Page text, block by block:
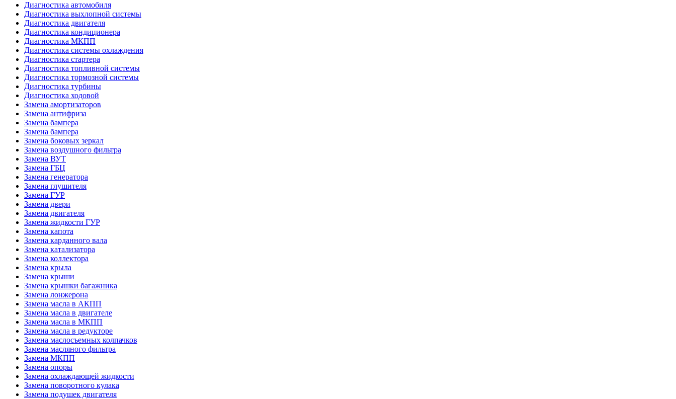
Диагностика автомобиля
Диагностика выхлопной системы
Диагностика двигателя
Диагностика кондиционера
Диагностика МКПП
Диагностика системы охлаждения
Диагностика стартера
Диагностика топливной системы
Диагностика тормозной системы
Диагностика турбины
Диагностика ходовой
Замена амортизаторов
Замена антифриза
Замена бампера
Замена бампера
Замена боковых зеркал
Замена воздушного фильтра
Замена ВУТ
Замена ГБЦ
Замена генератора
Замена глушителя
Замена ГУР
Замена двери
Замена двигателя
Замена жидкости ГУР
Замена капота
Замена карданного вала
Замена катализатора
Замена коллектора
Замена крыла
Замена крыши
Замена крышки багажника
Замена лонжерона
Замена масла в АКПП
Замена масла в двигателе
Замена масла в МКПП
Замена масла в редукторе
Замена маслосъемных колпачков
Замена масляного фильтра
Замена МКПП
Замена опоры
Замена охлаждающей жидкости
Замена поворотного кулака
Замена подушек двигателя